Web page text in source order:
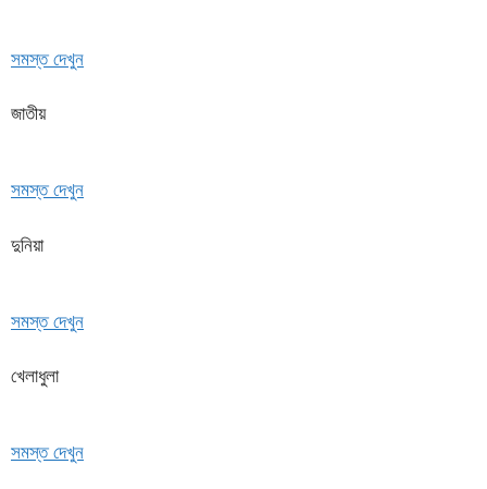
সমস্ত দেখুন
জাতীয়
সমস্ত দেখুন
দুনিয়া
সমস্ত দেখুন
খেলাধুলা
সমস্ত দেখুন